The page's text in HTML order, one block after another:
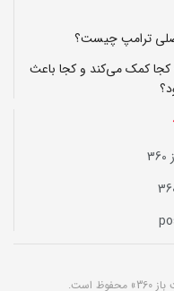
ترامپ چیست؟
کجا کمک می‌کند و کجا باعث
است.